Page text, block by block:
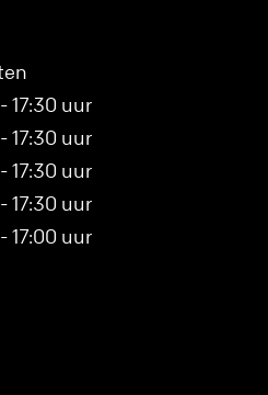
17:30 uur
17:30 uur
17:30 uur
17:30 uur
17:00 uur